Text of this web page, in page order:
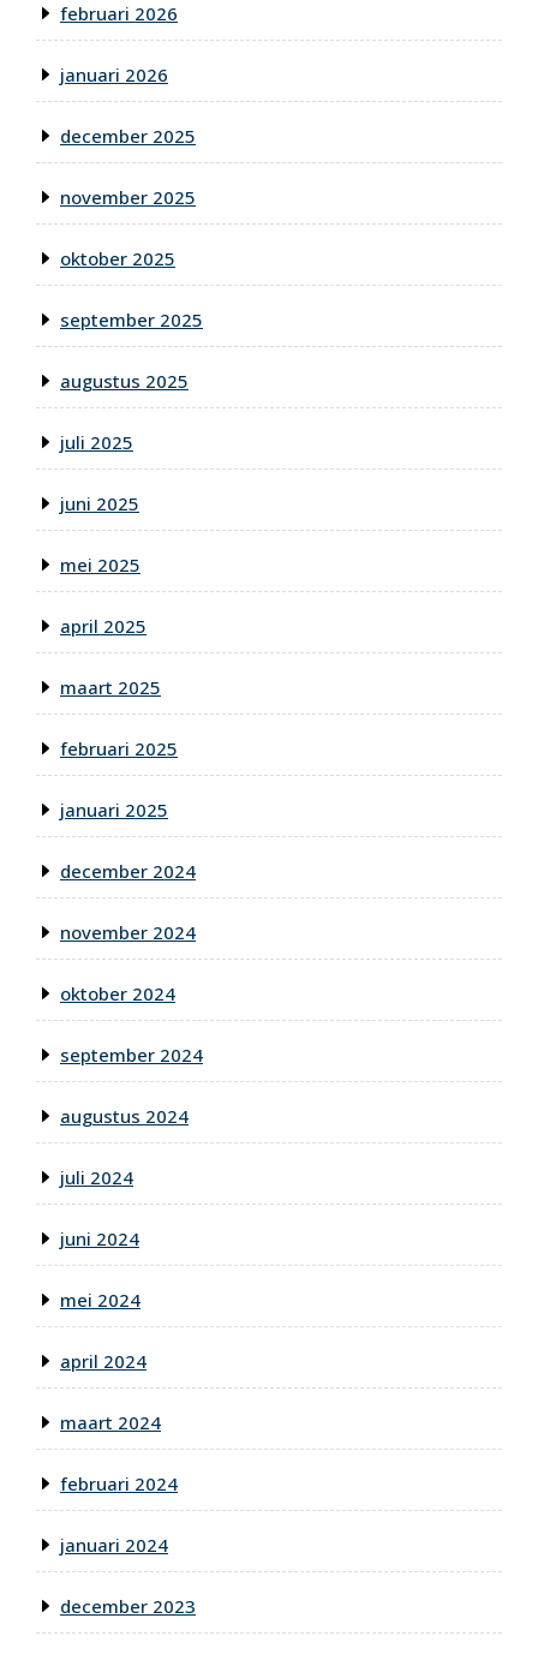
februari 2026
januari 2026
december 2025
november 2025
oktober 2025
september 2025
augustus 2025
juli 2025
juni 2025
mei 2025
april 2025
maart 2025
februari 2025
januari 2025
december 2024
november 2024
oktober 2024
september 2024
augustus 2024
juli 2024
juni 2024
mei 2024
april 2024
maart 2024
februari 2024
januari 2024
december 2023